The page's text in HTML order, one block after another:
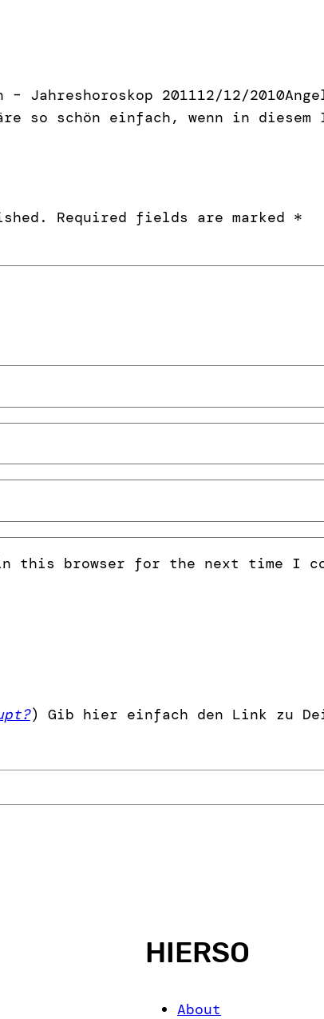
Jahreshoroskop 201112/12/
so schön einfach, wenn in
Required fields are marked *
this browser for the next time I
) Gib hier einfach den Link zu
HIERSO
About